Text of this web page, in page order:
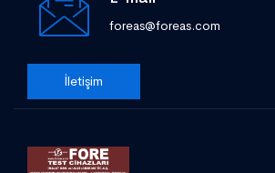
foreas@foreas.com
İletişim